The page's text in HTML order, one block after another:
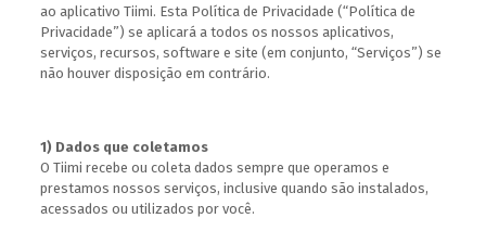
ao aplicativo Tiimi. Esta Política de Privacidade (“Política de
Privacidade”) se aplicará a todos os nossos aplicativos,
serviços, recursos, software e site (em conjunto, “Serviços”) se
não houver disposição em contrário.
1) Dados que coletamos
O Tiimi recebe ou coleta dados sempre que operamos e
prestamos nossos serviços, inclusive quando são instalados,
acessados ou utilizados por você.